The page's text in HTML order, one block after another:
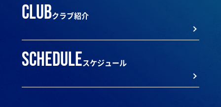
clubクラブ紹介
scheduleスケジュール